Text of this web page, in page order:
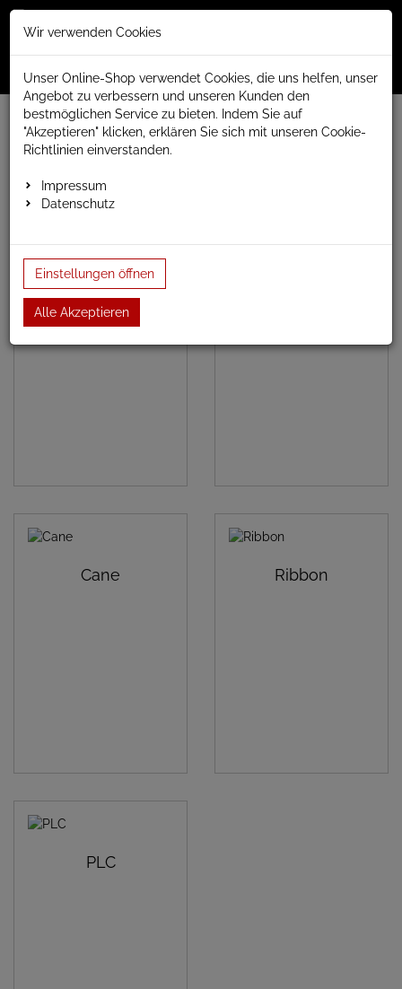
Menü
www.anapont.eu
Badheizkörper
Paneel- und Röhrenheizkörper
Röhrenheizkörper
Delfin
Cane Ribbon
PLC
Wir verwenden Cookies
Unser Online-Shop verwendet Cookies, die uns helfen, unser
Angebot zu verbessern und unseren Kunden den
bestmöglichen Service zu bieten. Indem Sie auf
"Akzeptieren" klicken, erklären Sie sich mit unseren Cookie-
Richtlinien einverstanden.
Impressum
Datenschutz
Einstellungen öffnen
Alle Akzeptieren